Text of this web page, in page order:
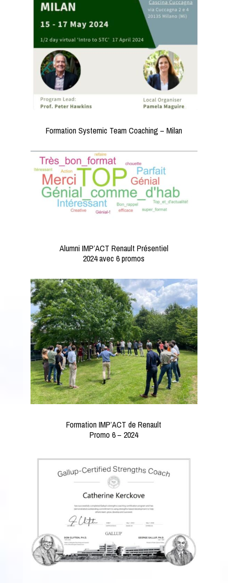
Formation Systemic Team Coaching – Milan
Alumni IMP’ACT Renault Présentiel
2024 avec 6 promos
Formation IMP’ACT de Renault
Promo 6 – 2024